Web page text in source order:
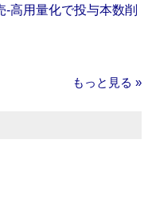
‐高用量化で投与本数削
もっと見る »